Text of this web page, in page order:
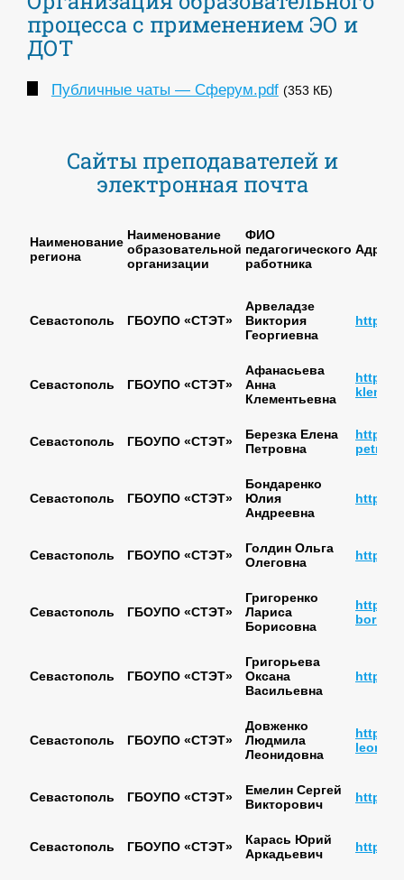
процесса с применением ЭО и
ДОТ
Публичные чаты — Сферум.pdf (353 КБ)
Сайты преподавателей и
электронная почта
Наименование
региона
Наименование
образовательной
организации
ФИО
педагогического
работника
Адрес
Севастополь ГБОУПО «СТЭТ»
Арвеладзе
Виктория
Георгиевна
https://
Севастополь ГБОУПО «СТЭТ»
Афанасьева
Анна
Клементьевна
https://
Севастополь ГБОУПО «СТЭТ»
Березка Елена
Петровна
https://
Севастополь ГБОУПО «СТЭТ»
Бондаренко
Юлия
Андреевна
https://
Севастополь ГБОУПО «СТЭТ»
Голдин Ольга
Олеговна
https://
Севастополь ГБОУПО «СТЭТ»
Григоренко
Лариса
Борисовна
https://
Севастополь ГБОУПО «СТЭТ»
Григорьева
Оксана
Васильевна
http://
Севастополь ГБОУПО «СТЭТ»
Довженко
Людмила
Леонидовна
https://
Севастополь ГБОУПО «СТЭТ»
Емелин Сергей
Викторович
https://
Севастополь ГБОУПО «СТЭТ»
Карась Юрий
Аркадьевич
https://